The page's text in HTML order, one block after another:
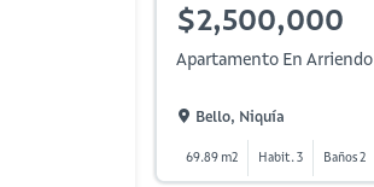
$2,500,000
Apartamento En Arriendo
Bello, Niquía
69.89 m2 Habit. 3 Baños 2